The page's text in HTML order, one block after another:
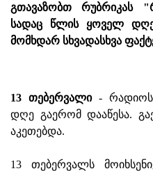
გთავაზობთ რუბრიკას
სადაც წლის ყოველ
მომხდარ სხვადასხვა
13 თებერვალი- რადიოს
დღე გაერომ დააწესა.
აკეთებდა.
13 თებერვალს